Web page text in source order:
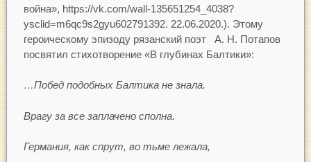
война», https://vk.com/wall-135651254_4038?
ysclid=m6qc9s2gyu602791392. 22.06.2020.). Этому
героическому эпизоду рязанский поэт А. Н. Потапов
посвятил стихотворение «В глубинах Балтики»:
…Побед подобных Балтика не знала.
Врагу за все заплачено сполна.
Германия, как спрут, во тьме лежала,